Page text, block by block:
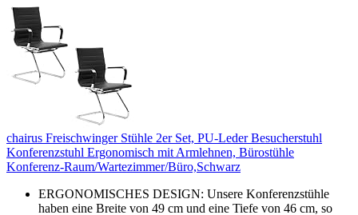
chairus Freischwinger Stühle 2er Set, PU-Leder Besucherstuhl
Konferenzstuhl Ergonomisch mit Armlehnen, Bürostühle
Konferenz-Raum/Wartezimmer/Büro,Schwarz
ERGONOMISCHES DESIGN: Unsere Konferenzstühle
haben eine Breite von 49 cm und eine Tiefe von 46 cm, so